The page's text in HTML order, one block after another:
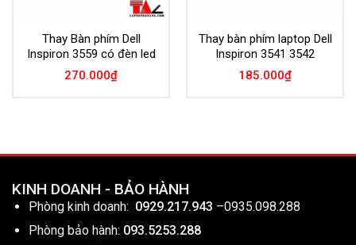
Thay Bàn phím Dell
Inspiron 3559 có đèn led
270.000₫
Thay bàn phím laptop Dell
Inspiron 3541 3542
185.000₫
KINH DOANH - BẢO HÀNH
Phòng kinh doanh: 0929.217.943 –0935.098.288
Phòng bảo hành: 093.5253.288